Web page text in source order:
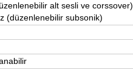
alt sesli ve corssover)
(düzenlenebilir subsonik)